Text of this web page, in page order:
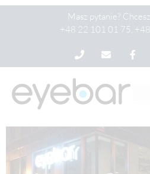
Masz pytanie?
+48 22 101 01 75,